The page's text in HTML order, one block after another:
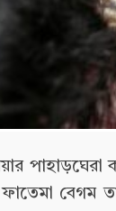
ফাতেমা